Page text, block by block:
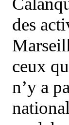
des
ceux
n’y a